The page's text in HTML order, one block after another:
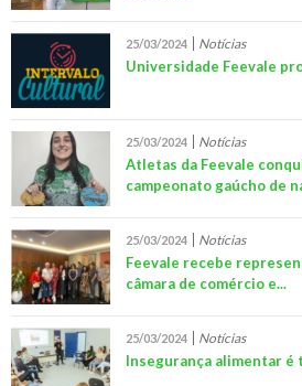
25/03/2024 Notícias
Universidade Feevale
25/03/2024 Notícias
Atletas da Feevale
campeonato gaúcho de
25/03/2024 Notícias
Feevale recebe
câmara de comércio e...
25/03/2024 Notícias
Insegurança alimentar é